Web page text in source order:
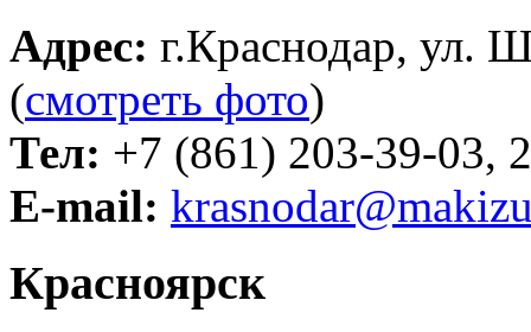
Адрес: г.Краснодар, ул.
(смотреть фото)
Тел: +7 (861) 203-39-03,
E-mail:
Красноярск